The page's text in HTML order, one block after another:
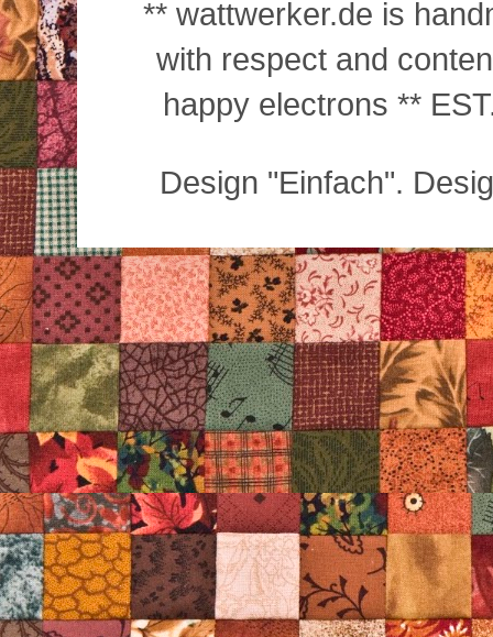
** wattwerker.de is
with respect and
happy electrons **
Design "Einfach".